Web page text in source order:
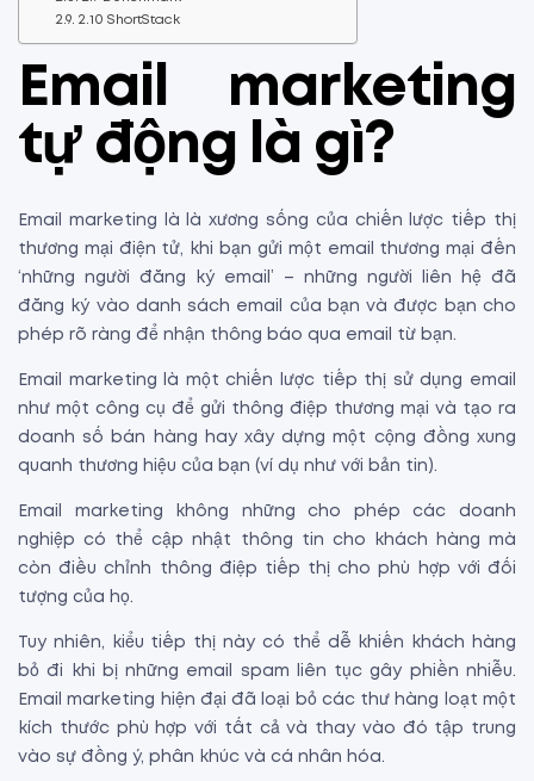
2.10 ShortStack
Email marketing
tự động là gì?
Email marketing là là xương sống của chiến lược tiếp thị
thương mại điện tử, khi bạn gửi một email thương mại đến
‘những người đăng ký email’ – những người liên hệ đã
đăng ký vào danh sách email của bạn và được bạn cho
phép rõ ràng để nhận thông báo qua email từ bạn.
Email marketing là một chiến lược tiếp thị sử dụng email
như một công cụ để gửi thông điệp thương mại và tạo ra
doanh số bán hàng hay xây dựng một cộng đồng xung
quanh thương hiệu của bạn (ví dụ như với bản tin).
Email marketing không những cho phép các doanh
nghiệp có thể cập nhật thông tin cho khách hàng mà
còn điều chỉnh thông điệp tiếp thị cho phù hợp với đối
tượng của họ.
Tuy nhiên, kiểu tiếp thị này có thể dễ khiến khách hàng
bỏ đi khi bị những email spam liên tục gây phiền nhiễu.
Email marketing hiện đại đã loại bỏ các thư hàng loạt một
kích thước phù hợp với tất cả và thay vào đó tập trung
vào sự đồng ý, phân khúc và cá nhân hóa.